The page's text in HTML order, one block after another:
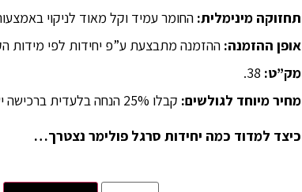
תחזוקה מינימלית: החומר עמיד וקל מאוד לניקוי
אופן ההזמנה: ההזמנה מתבצעת ע”פ יחידות לפי מידות
מק”ט:
מחיר מיוחד לגולשים: קבלו 25% הנחה בלעדית ברכישה ישירה דרך האתר.
כיצד למדוד כמה יחידות סרגל פולימר נצטרך…